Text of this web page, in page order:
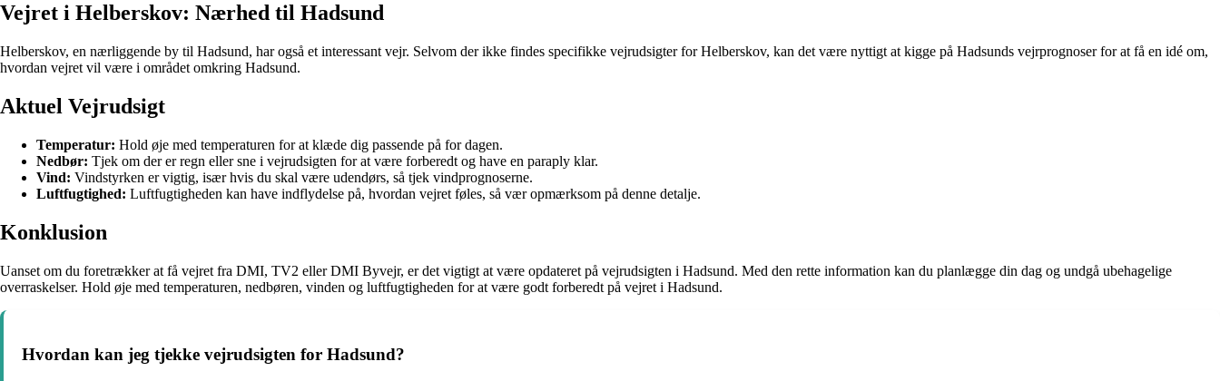
Vejret i Helberskov: Nærhed til Hadsund
Helberskov, en nærliggende by til Hadsund, har også et interessant vejr. Selvom der ikke findes specifikke vejrudsigter for Helberskov, kan det være nyttigt at kigge på Hadsunds vejrprognoser for at få en idé om,
hvordan vejret vil være i området omkring Hadsund.
Aktuel Vejrudsigt
Temperatur: Hold øje med temperaturen for at klæde dig passende på for dagen.
Nedbør: Tjek om der er regn eller sne i vejrudsigten for at være forberedt og have en paraply klar.
Vind: Vindstyrken er vigtig, især hvis du skal være udendørs, så tjek vindprognoserne.
Luftfugtighed: Luftfugtigheden kan have indflydelse på, hvordan vejret føles, så vær opmærksom på denne detalje.
Konklusion
Uanset om du foretrækker at få vejret fra DMI, TV2 eller DMI Byvejr, er det vigtigt at være opdateret på vejrudsigten i Hadsund. Med den rette information kan du planlægge din dag og undgå ubehagelige
overraskelser. Hold øje med temperaturen, nedbøren, vinden og luftfugtigheden for at være godt forberedt på vejret i Hadsund.
Hvordan kan jeg tjekke vejrudsigten for Hadsund?